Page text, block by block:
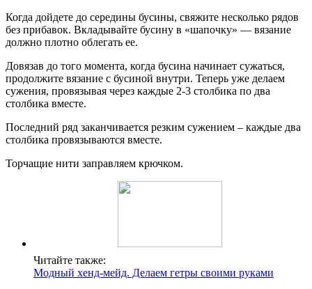
Когда дойдете до середины бусины, свяжите несколько рядов
без прибавок. Вкладывайте бусину в «шапочку» — вязание
должно плотно облегать ее.
Довязав до того момента, когда бусина начинает сужаться,
продолжите вязание с бусиной внутри. Теперь уже делаем
сужения, провязывая через каждые 2-3 столбика по два
столбика вместе.
Последний ряд заканчивается резким сужением – каждые два
столбика провязываются вместе.
Торчащие нити заправляем крючком.
Читайте также:
Модный хенд-мейд. Делаем гетры своими руками